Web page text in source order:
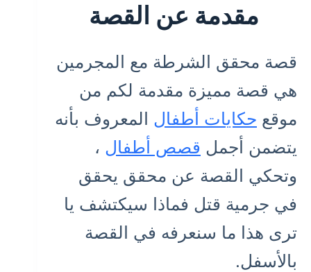
مقدمة عن القصة
قصة محقق الشرطة مع المجرمين
هي قصة مميزة مقدمة لكم من
موقع حكايات أطفال المعروف بأنه
يتضمن أجمل قصص أطفال ،
وتحكي القصة عن محقق يحقق
في جرمية قتل فماذا سيكتشف يا
ترى هذا ما سنعرفه في القصة
بالأسفل.